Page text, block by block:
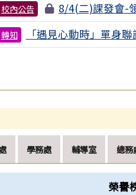
校內公告 8/4(二)課發會-
轉知 「遇見心動時」單身
學務處 輔導室 總務
榮譽